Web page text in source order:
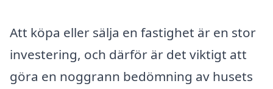
Att köpa eller sälja en fastighet är en stor
investering, och därför är det viktigt att
göra en noggrann bedömning av husets